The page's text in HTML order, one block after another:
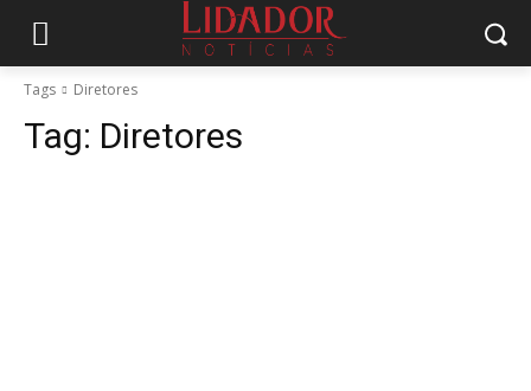
Tags Diretores
Tag: Diretores